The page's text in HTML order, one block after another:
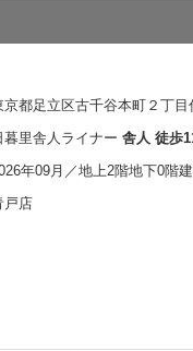
京都足立区古千谷本町２丁目
暮里舎人ライナー 舎人 徒歩
年09月／地上2階地下0階
戸店